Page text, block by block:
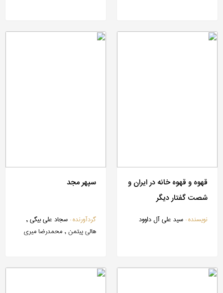
قهوه و قهوه ‎خانه در ایران و
شصت گفتار دیگر
نویسنده : سید علی آل داوود
سپهر مجد
گردآورنده : سجاد علی بیگی ,
هالی پیتمن , محمدرضا میری